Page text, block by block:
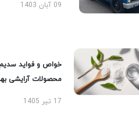
09 آبان 1403
خواص و فواید سدیم
محصولات آرایشی
17 تیر 1405